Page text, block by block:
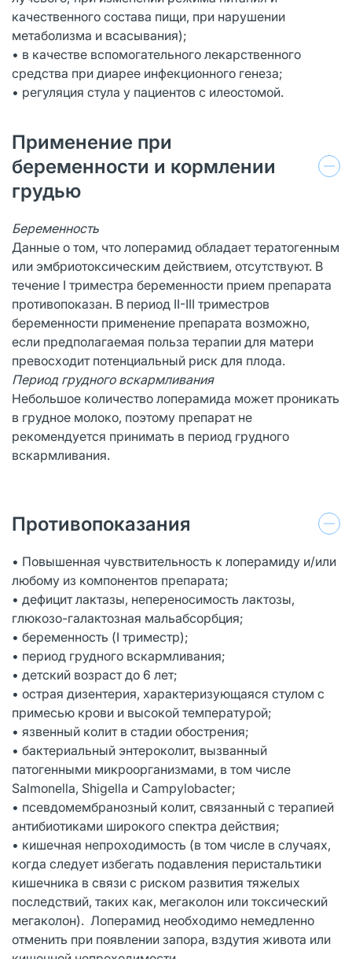
качественного состава пищи, при нарушении
метаболизма и всасывания);
• в качестве вспомогательного лекарственного
средства при диарее инфекционного генеза;
• регуляция стула у пациентов с илеостомой.
Применение при
беременности и кормлении
грудью
Беременность
Данные о том, что лоперамид обладает тератогенным
или эмбриотоксическим действием, отсутствуют. В
течение I триместра беременности прием препарата
противопоказан. В период II-III триместров
беременности применение препарата возможно,
если предполагаемая польза терапии для матери
превосходит потенциальный риск для плода.
Период грудного вскармливания
Небольшое количество лоперамида может проникать
в грудное молоко, поэтому препарат не
рекомендуется принимать в период грудного
вскармливания.
Противопоказания
• Повышенная чувствительность к лоперамиду и/или
любому из компонентов препарата;
• дефицит лактазы, непереносимость лактозы,
глюкозо-галактозная мальабсорбция;
• беременность (I триместр);
• период грудного вскармливания;
• детский возраст до 6 лет;
• острая дизентерия, характеризующаяся стулом с
примесью крови и высокой температурой;
• язвенный колит в стадии обострения;
• бактериальный энтероколит, вызванный
патогенными микроорганизмами, в том числе
Salmonella, Shigella и Campylobacter;
• псевдомембранозный колит, связанный с терапией
антибиотиками широкого спектра действия;
• кишечная непроходимость (в том числе в случаях,
когда следует избегать подавления перистальтики
кишечника в связи с риском развития тяжелых
последствий, таких как, мегаколон или токсический
мегаколон). Лоперамид необходимо немедленно
отменить при появлении запора, вздутия живота или